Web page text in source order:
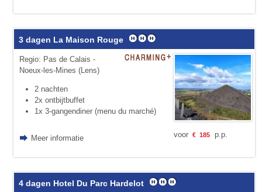
3 dagen La Maison Rouge
Regio: Pas de Calais -
Noeux-les-Mines (Lens)
2 nachten
2x ontbijtbuffet
1x 3-gangendiner (menu du marché)
Meer informatie voor € 185p.p.
4 dagen Hotel Du Parc Hardelot